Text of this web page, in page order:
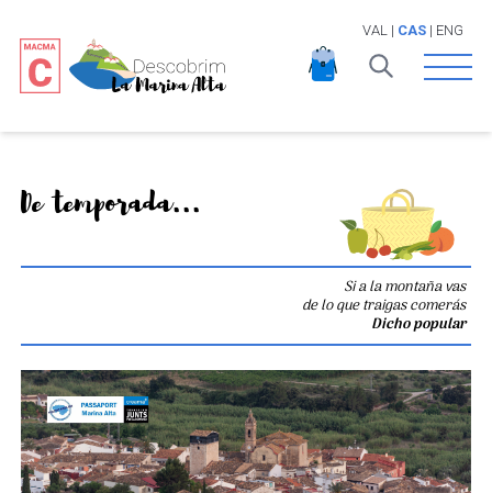
VAL | CAS| ENG
Open
De temporada...
Si a la montaña vas
de lo que traigas comerás
Dicho popular